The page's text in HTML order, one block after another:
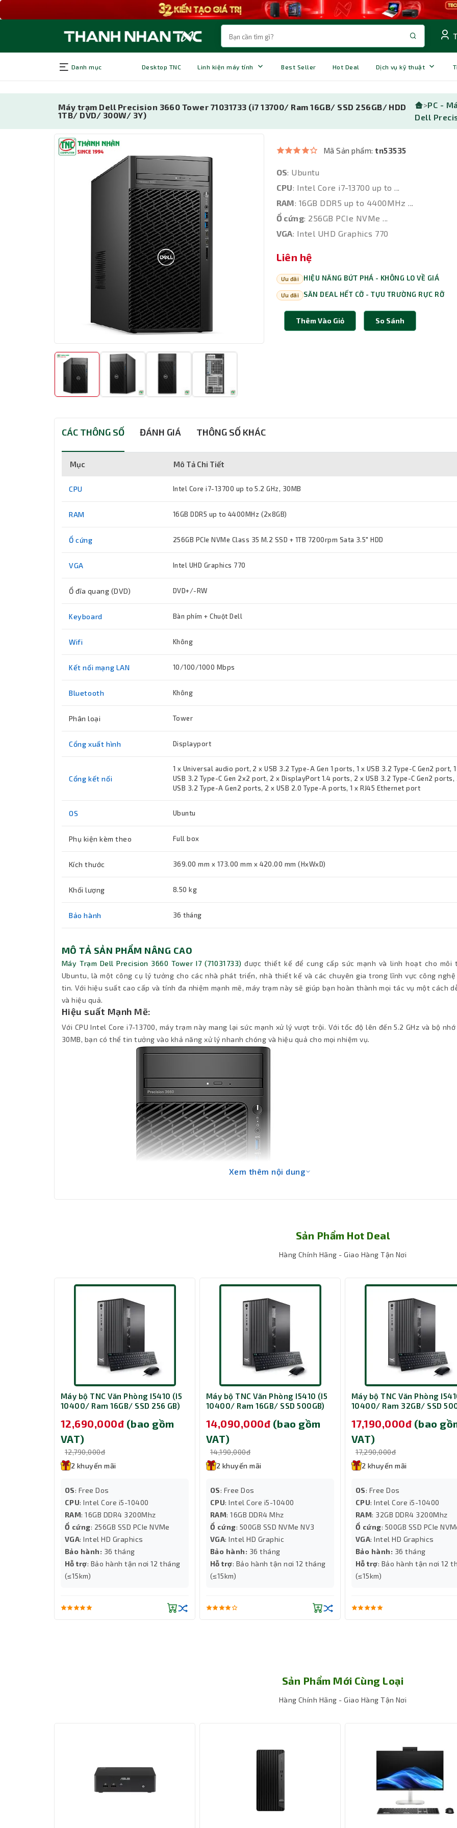
Danh mục Desktop TNC Linh kiện máy tính Best Seller Hot Deal Dịch vụ kỹ thuật
Máy trạm Dell Precision 3660 Tower 71031733 (i7 13700/ Ram 16GB/ SSD 256GB/ HDD
1TB/ DVD/ 300W/ 3Y)
>PC -
Dell
Mã Sản phẩm:tn53535
OS: Ubuntu
CPU: Intel Core i7-13700 up to ...
RAM: 16GB DDR5 up to 4400MHz ...
Ổ cứng: 256GB PCIe NVMe ...
VGA: Intel UHD Graphics 770
Liên hệ
Ưu đãi HIỆU NĂNG BỨT PHÁ - KHÔNG LO VỀ GIÁ
Ưu đãi SĂN DEAL HẾT CỠ - TỰU TRƯỜNG RỰC RỠ
Thêm Vào Giỏ So Sánh
CÁC THÔNG SỐ ĐÁNH GIÁ THÔNG SỐ KHÁC
Mục Mô Tả Chi Tiết
CPU Intel Core i7-13700 up to 5.2 GHz, 30MB
RAM 16GB DDR5 up to 4400MHz (2x8GB)
Ổ cứng 256GB PCIe NVMe Class 35 M.2 SSD + 1TB 7200rpm Sata 3.5" HDD
VGA Intel UHD Graphics 770
Ổ đĩa quang (DVD) DVD+/-RW
Keyboard Bàn phím + Chuột Dell
Wifi Không
Kết nối mạng LAN 10/100/1000 Mbps
Bluetooth Không
Phân loại Tower
Cổng xuất hình Displayport
Cổng kết nối
1 x Universal audio port, 2 x USB 3.2 Type-A Gen 1 ports, 1 x USB 3.2 Type-C Gen2 port,
USB 3.2 Type-C Gen 2x2 port, 2 x DisplayPort 1.4 ports, 2 x USB 3.2 Type-C Gen2 ports,
USB 3.2 Type-A Gen2 ports, 2 x USB 2.0 Type-A ports, 1 x RJ45 Ethernet port
OS Ubuntu
Phụ kiện kèm theo Full box
Kích thước 369.00 mm x 173.00 mm x 420.00 mm (HxWxD)
Khối lượng 8.50 kg
Bảo hành 36 tháng
MÔ TẢ SẢN PHẨM NÂNG CAO
Máy Trạm Dell Precision 3660 Tower I7 (71031733) được thiết kế để cung cấp sức mạnh và linh hoạt cho môi
Ubuntu, là một công cụ lý tưởng cho các nhà phát triển, nhà thiết kế và các chuyên gia trong lĩnh vực công
tin. Với hiệu suất cao cấp và tính đa nhiệm mạnh mẽ, máy trạm này sẽ giúp bạn hoàn thành mọi tác vụ một cách
và hiệu quả.
Hiệu suất Mạnh Mẽ:
Với CPU Intel Core i7-13700, máy trạm này mang lại sức mạnh xử lý vượt trội. Với tốc độ lên đến 5.2 GHz và bộ
30MB, bạn có thể tin tưởng vào khả năng xử lý nhanh chóng và hiệu quả cho mọi nhiệm vụ.
RAM và Lưu Trữ Linh Hoạt:
Dell 71031733 với 16GB DDR5 RAM up to 4400MHz và ổ cứng SSD PCIe NVMe 256GB kết hợp với ổ cứng HDD 1TB
máy trạm này cung cấp không chỉ khả năng xử lý mạnh mẽ mà còn không gian lưu trữ đủ lớn cho dữ liệu của bạn.
Tính Năng Kết Nối Đa dạng:
Dell Precision 3660 Tower với các cổng kết nối đa dạng như USB, DisplayPort, RJ45 Ethernet port và cổng
Displayport, máy trạm này giúp bạn dễ dàng kết nối với các thiết bị và mạng một cách linh hoạt.
Precision được xây dựng với chất liệu chắc chắn và có thiết kế tower, đảm bảo tính ổn định và bền bỉ
quá trình sử dụng. Điều này giúp bạn tập trung vào công việc của mình mà không cần lo lắng về vấn đề kỹ thuật.
Máy Trạm Dell Precision 3660 Tower I7 (71031733) là một lựa chọn tuyệt vời cho môi trường Ubuntu, mang lại sức
tính linh hoạt cho các chuyên gia công nghệ. Với hiệu suất và tính đa nhiệm mạnh mẽ, máy trạm 3660 này sẽ
Xem thêm nội dung
Sản Phẩm Hot Deal
Hàng Chính Hãng - Giao Hàng Tận Nơi
Máy bộ TNC Văn Phòng I5410 (I5
10400/ Ram 16GB/ SSD 256 GB)
12,690,000đ (bao gồm
VAT)
12,790,000đ
2 khuyến mãi
OS: Free Dos
CPU: Intel Core i5-10400
RAM: 16GB DDR4 3200Mhz
Ổ cứng: 256GB SSD PCIe NVMe
VGA: Intel HD Graphics
Bảo hành: 36 tháng
Hỗ trợ: Bảo hành tận nơi 12 tháng
(≤15km)
Máy bộ TNC Văn Phòng I5410 (I5
10400/ Ram 16GB/ SSD 500GB)
14,090,000đ (bao gồm
VAT)
14,190,000đ
2 khuyến mãi
OS: Free Dos
CPU: Intel Core i5-10400
RAM: 16GB DDR4 Mhz
Ổ cứng: 500GB SSD NVMe NV3
VGA: Intel HD Graphic
Bảo hành: 36 tháng
Hỗ trợ: Bảo hành tận nơi 12 tháng
(≤15km)
Máy bộ TNC Văn Phòng
10400/ Ram 32GB/ SSD
17,190,000đ (bao
VAT)
17,290,000đ
2 khuyến mãi
OS: Free Dos
CPU: Intel Core i5-10400
RAM: 32GB DDR4 3200Mhz
Ổ cứng: 500GB SSD PCIe
VGA: Intel HD Graphics
Bảo hành: 36 tháng
Hỗ trợ: Bảo hành tận nơi 12
(≤15km)
Sản Phẩm Mới Cùng Loại
Hàng Chính Hãng - Giao Hàng Tận Nơi